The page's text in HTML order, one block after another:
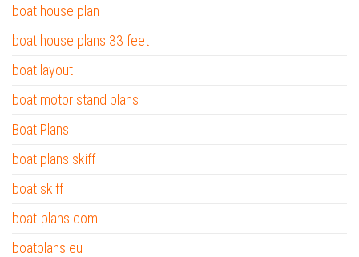
boat house plan
boat house plans 33 feet
boat layout
boat motor stand plans
Boat Plans
boat plans skiff
boat skiff
boat-plans.com
boatplans.eu